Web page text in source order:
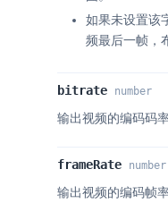
如果未设置该
频最后一帧，
bitrate number
输出视频的编码码
frameRate number
输出视频的编码帧